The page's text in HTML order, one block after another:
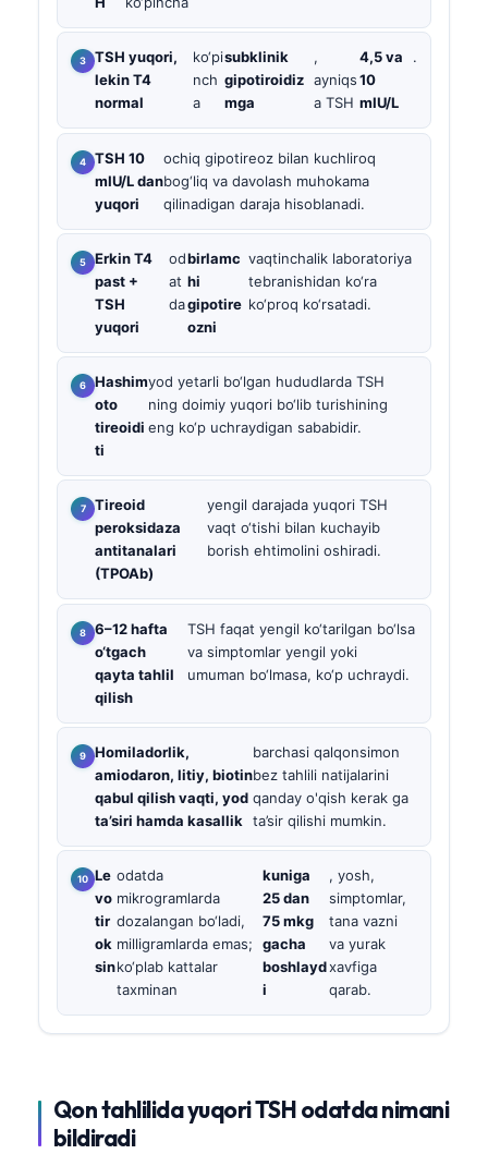
TSH yuqori,
lekin T4
normal
ko‘pi
nch
a
subklinik
gipotiroidiz
mga
,
ayniqs
a TSH
4,5 va
10
mIU/L
.
TSH 10
mIU/L dan
yuqori
ochiq gipotireoz bilan kuchliroq
bog‘liq va davolash muhokama
qilinadigan daraja hisoblanadi.
Erkin T4
past +
TSH
yuqori
od
at
da
birlamc
hi
gipotire
ozni
vaqtinchalik laboratoriya
tebranishidan ko‘ra
ko‘proq ko‘rsatadi.
Hashim
oto
tireoidi
ti
yod yetarli bo‘lgan hududlarda TSH
ning doimiy yuqori bo‘lib turishining
eng ko‘p uchraydigan sababidir.
Tireoid
peroksidaza
antitanalari
(TPOAb)
yengil darajada yuqori TSH
vaqt o‘tishi bilan kuchayib
borish ehtimolini oshiradi.
6–12 hafta
o‘tgach
qayta tahlil
qilish
TSH faqat yengil ko‘tarilgan bo‘lsa
va simptomlar yengil yoki
umuman bo‘lmasa, ko‘p uchraydi.
Homiladorlik,
amiodaron, litiy, biotin
qabul qilish vaqti, yod
ta’siri hamda kasallik
barchasi qalqonsimon
bez tahlili natijalarini
qanday o'qish kerak ga
ta’sir qilishi mumkin.
Le
vo
tir
ok
sin
odatda
mikrogramlarda
dozalangan bo‘ladi,
milligramlarda emas;
ko‘plab kattalar
taxminan
kuniga
25 dan
75 mkg
gacha
boshlayd
i
, yosh,
simptomlar,
tana vazni
va yurak
xavfiga
qarab.
Qon tahlilida yuqori TSH odatda nimani
bildiradi